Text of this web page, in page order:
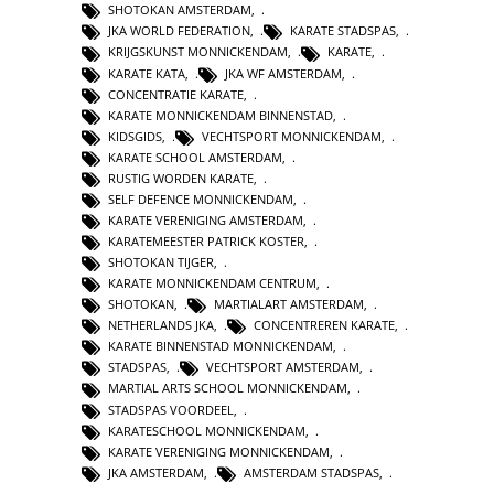
SHOTOKAN AMSTERDAM,
JKA WORLD FEDERATION, KARATE STADSPAS,
KRIJGSKUNST MONNICKENDAM, KARATE,
KARATE KATA
JKA WF AMSTERDAM
CONCENTRATIE KARATE
KARATE MONNICKENDAM BINNENSTAD
KIDSGIDS
VECHTSPORT MONNICKENDAM
KARATE SCHOOL AMSTERDAM
RUSTIG WORDEN KARATE
SELF DEFENCE MONNICKENDAM
KARATE VERENIGING AMSTERDAM
KARATEMEESTER PATRICK KOSTER,
SHOTOKAN TIJGER,
KARATE MONNICKENDAM CENTRUM,
SHOTOKAN, MARTIALART AMSTERDAM,
NETHERLANDS JKA, CONCENTREREN KARATE,
KARATE BINNENSTAD MONNICKENDAM,
STADSPAS, VECHTSPORT AMSTERDAM,
MARTIAL ARTS SCHOOL MONNICKENDAM,
STADSPAS VOORDEEL
KARATESCHOOL MONNICKENDAM
KARATE VERENIGING MONNICKENDAM
JKA AMSTERDAM
AMSTERDAM STADSPAS